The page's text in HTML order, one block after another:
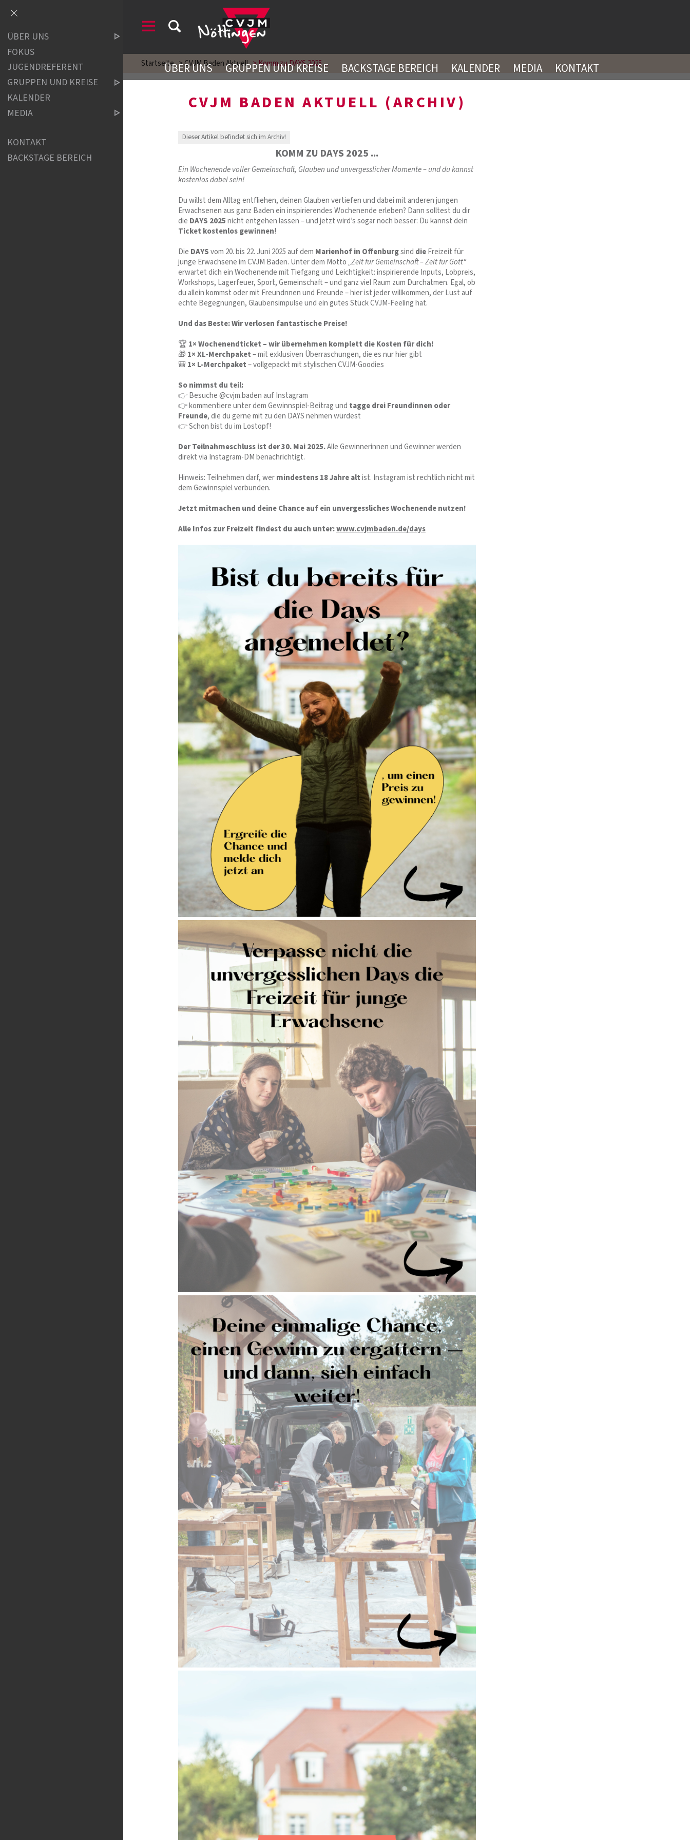
ÜBER UNS GRUPPEN UND KREISE BACKSTAGE BEREICH KALENDER MEDIA KONTAKT
Startseite >CVJM Baden Aktuell >Komm zu DAYS 2025 ...
CVJM BADEN AKTUELL (ARCHIV)
Dieser Artikel befindet sich im Archiv!
KOMM ZU DAYS 2025 ...
Ein Wochenende voller Gemeinschaft, Glauben und unvergesslicher Momente – und du kannst
kostenlos dabei sein!
Du willst dem Alltag entfliehen, deinen Glauben vertiefen und dabei mit anderen jungen
Erwachsenen aus ganz Baden ein inspirierendes Wochenende erleben? Dann solltest du dir
die DAYS 2025nicht entgehen lassen – und jetzt wird’s sogar noch besser: Du kannst dein
Ticket kostenlos gewinnen!
Die DAYSvom 20. bis 22. Juni 2025 auf dem Marienhof in Offenburgsind dieFreizeit für
junge Erwachsene im CVJM Baden. Unter dem Motto„Zeit für Gemeinschaft – Zeit für Gott“
erwartet dich ein Wochenende mit Tiefgang und Leichtigkeit: inspirierende Inputs, Lobpreis,
Workshops, Lagerfeuer, Sport, Gemeinschaft – und ganz viel Raum zum Durchatmen. Egal, ob
du allein kommst oder mit Freundnnen und Freunde – hier ist jeder willkommen, der Lust auf
echte Begegnungen, Glaubensimpulse und ein gutes Stück CVJM-Feeling hat.
Und das Beste: Wir verlosen fantastische Preise!
🏆 1× Wochenendticket – wir übernehmen komplett die Kosten für dich!
🎁 1× XL-Merchpaket– mit exklusiven Überraschungen, die es nur hier gibt
🎒 1× L-Merchpaket– vollgepackt mit stylischen CVJM-Goodies
So nimmst du teil:
👉 Besuche @cvjm.baden auf Instagram
👉 kommentiere unter dem Gewinnspiel-Beitrag und tagge drei Freundinnen oder
Freunde, die du gerne mit zu den DAYS nehmen würdest
👉 Schon bist du im Lostopf!
Der Teilnahmeschluss ist der 30. Mai 2025.Alle Gewinnerinnen und Gewinner werden
direkt via Instagram-DM benachrichtigt.
Hinweis: Teilnehmen darf, wermindestens 18 Jahre altist. Instagram ist rechtlich nicht mit
dem Gewinnspiel verbunden.
Jetzt mitmachen und deine Chance auf ein unvergessliches Wochenende nutzen!
Alle Infos zur Freizeit findest du auch unter:www.cvjmbaden.de/days
ÜBER UNS
FOKUS
JUGENDREFERENT
GRUPPEN UND KREISE
KALENDER
MEDIA
KONTAKT
BACKSTAGE BEREICH